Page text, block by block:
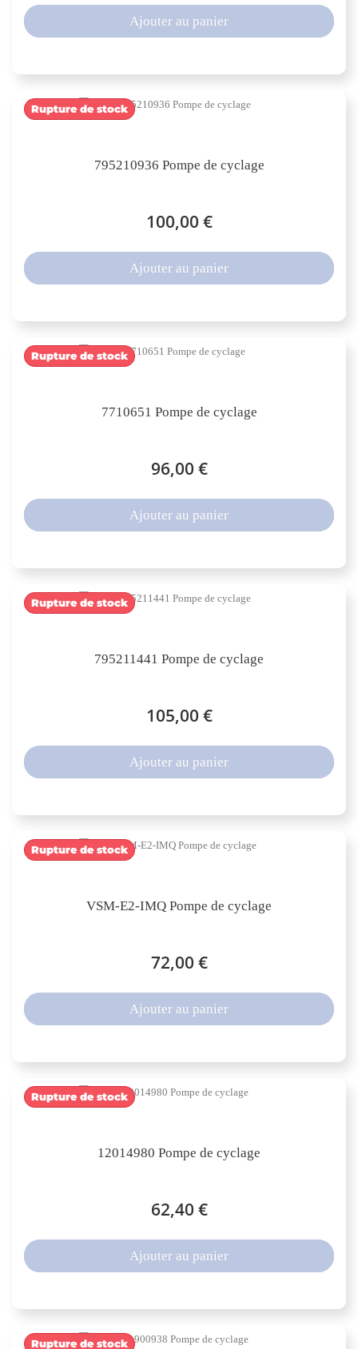
Ajouter au panier
795210936 Pompe de cyclage
100,00 €
Rupture de stock
Ajouter au panier
7710651 Pompe de cyclage
96,00 €
Rupture de stock
Ajouter au panier
795211441 Pompe de cyclage
105,00 €
Rupture de stock
Ajouter au panier
VSM-E2-IMQ Pompe de cyclage
72,00 €
Rupture de stock
Ajouter au panier
12014980 Pompe de cyclage
62,40 €
Rupture de stock
Ajouter au panier
Rupture de stock